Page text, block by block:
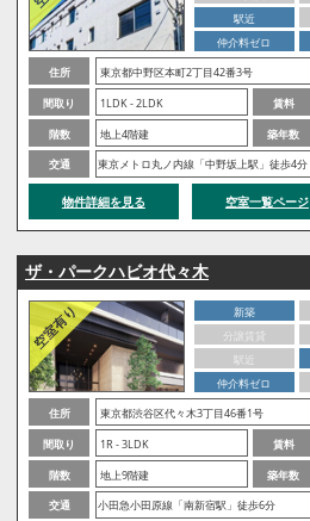
駅近
仲介料ゼロ
住所
東京都中野区本町2丁目42番3号
間取り
1LDK - 2LDK 賃料
階数
地上4階建 築年数
交通
東京メトロ丸ノ内線「中野坂上駅」徒歩4分
物件詳細を見る 空室一覧ページ
ザ・パークハビオ代々木
新築
分譲賃貸
駅近
仲介料ゼロ
住所
東京都渋谷区代々木3丁目46番1号
間取り
1R - 3LDK 賃料
階数
地上9階建 築年数
交通
小田急小田原線「南新宿駅」徒歩6分